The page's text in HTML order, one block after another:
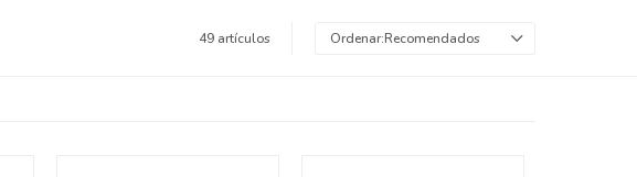
49 artículos Recomendados